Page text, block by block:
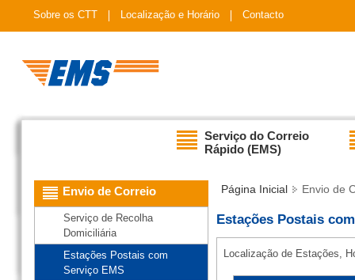
Sobre os CTT Localização e Horário Contacto
Serviço do Correio
Rápido (EMS)
Envio de Correio
Serviço de Recolha
Domiciliária
Estações Postais com
Serviço EMS
Página Inicial Envio de
Estações Postais
Localização de Estações,